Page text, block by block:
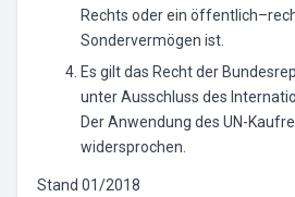
Rechts oder ein
Sondervermögen ist.
Es gilt das Recht der
unter Ausschluss des
Der Anwendung des UN-
widersprochen.
Stand 01/2018